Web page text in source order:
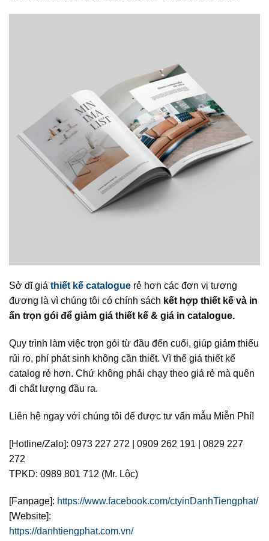
Sở dĩ giá thiết kế catalogue rẻ hơn các đơn vị tương
đương là vì chúng tôi có chính sách kết hợp thiết kế và in
ấn trọn gói để giảm giá thiết kế & giá in catalogue.
Quy trình làm việc trọn gói từ đầu đến cuối, giúp giảm thiểu
rủi ro, phí phát sinh không cần thiết. Vì thế giá thiết kế
catalog rẻ hơn. Chứ không phải chạy theo giá rẻ mà quên
đi chất lượng đầu ra.
Liên hệ ngay với chúng tôi để được tư vấn mẫu Miễn Phí!
[Hotline/Zalo]: 0973 227 272 | 0909 262 191 | 0829 227
272
TPKD: 0989 801 712 (Mr. Lộc)
[Fanpage]: https://www.facebook.com/ctyinDanhTiengphat/
[Website]:
https://danhtiengphat.com.vn/